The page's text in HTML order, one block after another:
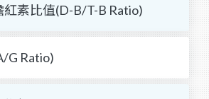
紅素比值(D-B/T-B Ratio)
G Ratio)